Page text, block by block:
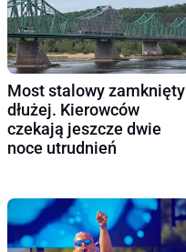
Most stalowy zamknięty
dłużej. Kierowców
czekają jeszcze dwie
noce utrudnień